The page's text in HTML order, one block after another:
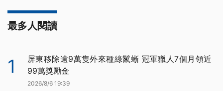
最多人閱讀
1
屏東移除逾9萬隻外來種綠鬣蜥 冠軍獵人7個月領近
99萬獎勵金
2026/8/6 19:39